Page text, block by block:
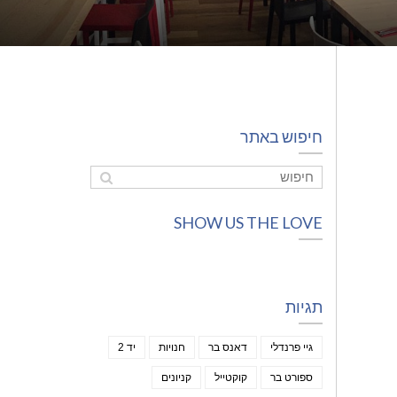
חיפוש באתר
SHOW US THE LOVE
תגיות
גיי פרנדלי דאנס בר חנויות יד 2
ספורט בר קוקטייל קניונים